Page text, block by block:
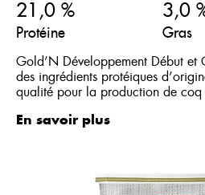
21,0 %
Protéine
3,0
Gras
Gold’N Développement Début et
des ingrédients protéiques
qualité pour la production de coq
En savoir plus